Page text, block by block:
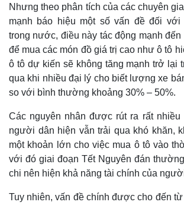
Nhưng theo phân tích của các chuyên
mạnh báo hiệu một số vấn đề đối
trong nước, điều này tác động mạnh đến
để mua các món đồ giá trị cao như ô tô
ô tô dự kiến sẽ không tăng mạnh trở lại
qua khi nhiều đại lý cho biết lượng xe
so với bình thường khoảng 30% – 50%.
Các nguyên nhân được rút ra rất
người dân hiện vẫn trải qua khó khăn,
một khoản lớn cho việc mua ô tô vào
với đó giai đoạn Tết Nguyên đán
chi nên hiện khả năng tài chính của
Tuy nhiên, vấn đề chính được cho đến